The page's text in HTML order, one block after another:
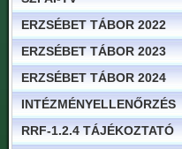
ERZSÉBET TÁBOR 2022
ERZSÉBET TÁBOR 2023
ERZSÉBET TÁBOR 2024
INTÉZMÉNYELLENŐRZÉS
RRF-1.2.4 TÁJÉKOZTATÓ